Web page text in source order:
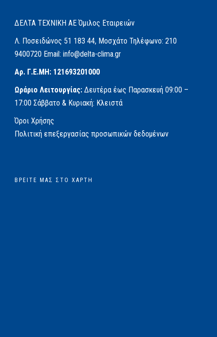
ΔΕΛΤΑ ΤΕΧΝΙΚΗ ΑΕΌμιλος Εταιρειών
Λ. Ποσειδώνος 51 183 44, Μοσχάτο Τηλέφωνο: 210
9400720 Email: info@delta-clima.gr
Αρ. Γ.Ε.ΜΗ: 121693201000
Ωράριο Λειτουργίας: Δευτέρα έως Παρασκευή 09:00 –
17:00 Σάββατο & Κυριακή: Κλειστά
Όροι Χρήσης
Πολιτική επεξεργασίας προσωπικών δεδομένων
ΒΡΕΊΤΕ ΜΑΣ ΣΤΟ ΧΆΡΤΗ